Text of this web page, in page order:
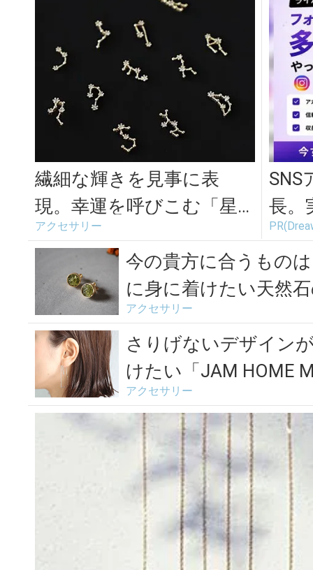
繊細な輝きを見事に表
現。幸運を呼びこむ「星
座モチーフアクセサリ
ー」
アクセサリー
SNS
長。
てま
今の貴方に合うもの
に身に着けたい天然
＞
アクセサリー
さりげないデザイン
けたい「JAM HOME
アクセサリー